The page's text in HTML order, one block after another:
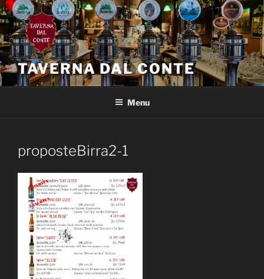
Salta
al
contenuto
TAVERNA DAL CONTE
Menu
proposteBirra2-1